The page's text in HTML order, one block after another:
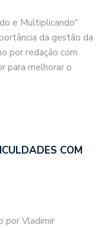
e Multiplicando"
da gestão da
por redação com
para melhorar o
COM
por Vladimir